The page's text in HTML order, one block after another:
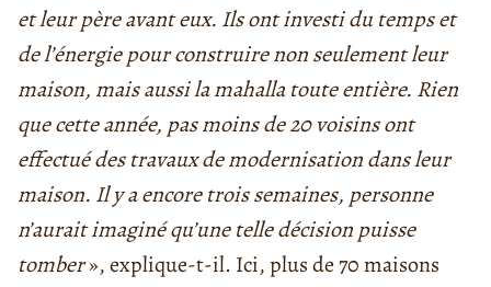
et leur père avant eux. Ils ont investi du temps et
de l’énergie pour construire non seulement leur
maison, mais aussi la mahalla toute entière. Rien
que cette année, pas moins de 20 voisins ont
effectué des travaux de modernisation dans leur
maison. Il y a encore trois semaines, personne
n’aurait imaginé qu’une telle décision puisse
tomber», explique-t-il. Ici, plus de 70 maisons